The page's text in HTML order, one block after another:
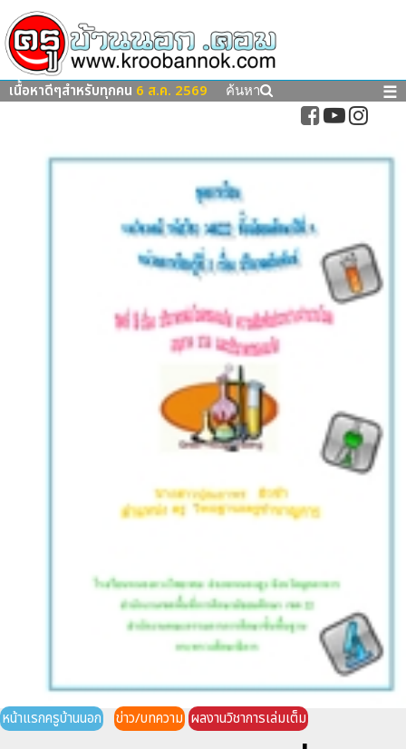
เนื้อหาดีๆสำหรับทุกคน 6 ส.ค. 2569 ค้นหา ☰
หน้าแรกครูบ้านนอก ข่าว/บทความ ผลงานวิชาการเล่มเต็ม